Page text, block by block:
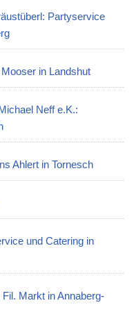
Partyservice
in Landshut
Neff e.K.:
Ahlert in Tornesch
und Catering in
Markt in Annaberg-